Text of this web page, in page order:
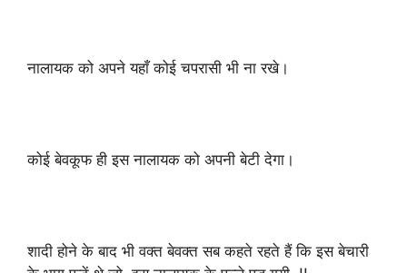
नालायक को अपने यहाँ कोई चपरासी भी ना रखे।
कोई बेवकूफ ही इस नालायक को अपनी बेटी देगा।
शादी होने के बाद भी वक्त बेवक्त सब कहते रहते हैं कि इस बेचारी